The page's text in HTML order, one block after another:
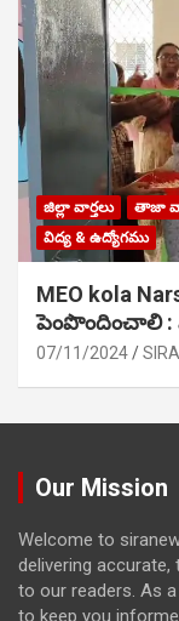
జిల్లా వార్తలు తాజా
విద్య & ఉద్యోగము
MEO kola
పెంపొందించాలి :
07/11/2024
Our Mission
Welcome to
delivering accurate,
to our readers. As
to keep you